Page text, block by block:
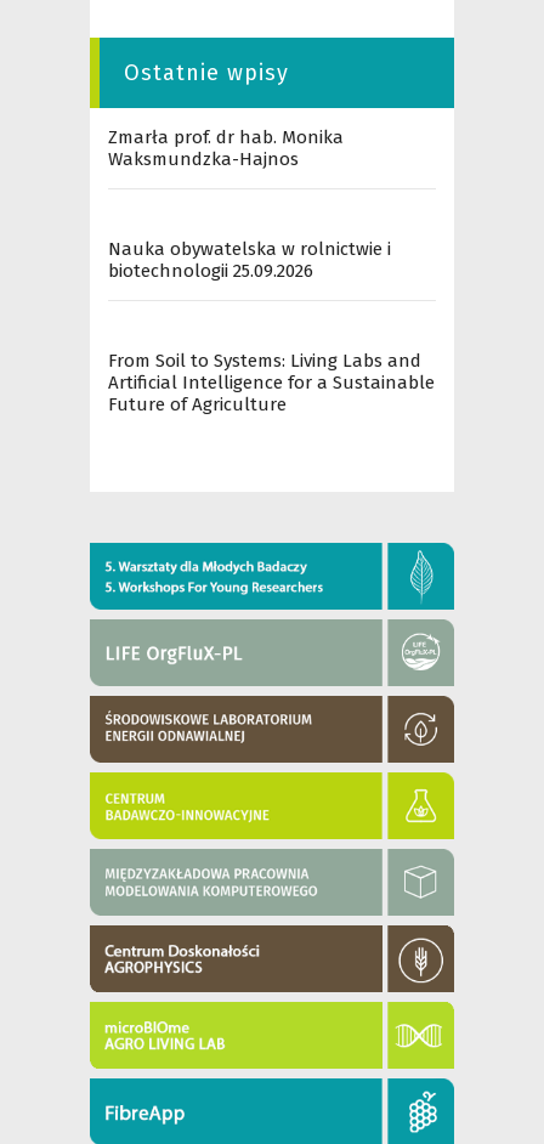
Ostatnie wpisy
Zmarła prof. dr hab. Monika
Waksmundzka-Hajnos
Nauka obywatelska w rolnictwie i
biotechnologii 25.09.2026
From Soil to Systems: Living Labs and
Artificial Intelligence for a Sustainable
Future of Agriculture